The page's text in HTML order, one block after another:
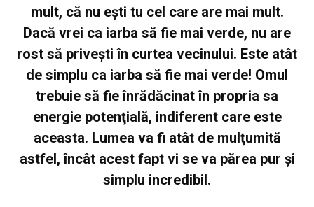
mult, că nu eşti tu cel care are mai mult.
Dacă vrei ca iarba să fie mai verde, nu are
rost să priveşti în curtea vecinului. Este atât
de simplu ca iarba să fie mai verde! Omul
trebuie să fie înrădăcinat în propria sa
energie potenţială, indiferent care este
aceasta. Lumea va fi atât de mulţumită
astfel, încât acest fapt vi se va părea pur şi
simplu incredibil.